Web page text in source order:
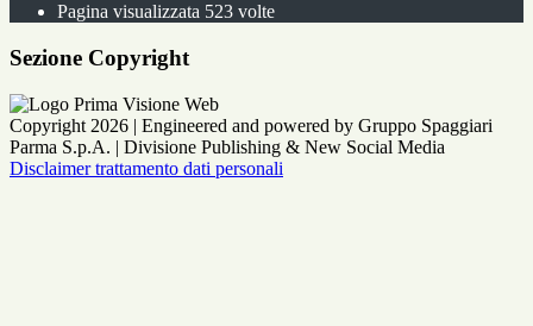
Pagina visualizzata 523 volte
Sezione Copyright
Copyright 2026 | Engineered and powered by Gruppo Spaggiari
Parma S.p.A. | Divisione Publishing & New Social Media
Disclaimer trattamento dati personali